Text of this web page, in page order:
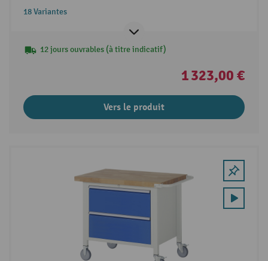
18 Variantes
12 jours ouvrables (à titre indicatif)
1 323,00 €
Vers le produit